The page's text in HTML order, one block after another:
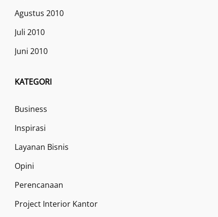
Agustus 2010
Juli 2010
Juni 2010
KATEGORI
Business
Inspirasi
Layanan Bisnis
Opini
Perencanaan
Project Interior Kantor